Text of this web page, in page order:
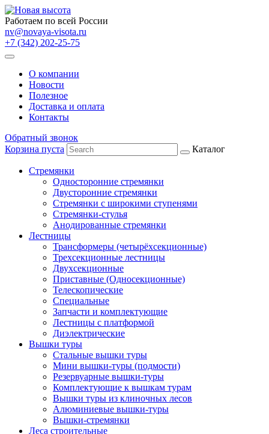
Работаем по всей России
nv@novaya-visota.ru
+7 (342) 202-25-75
О компании
Новости
Полезное
Доставка и оплата
Контакты
Обратный звонок
Корзина пуста
Каталог
Стремянки
Односторонние стремянки
Двусторонние стремянки
Стремянки с широкими ступенями
Стремянки-стулья
Анодированные стремянки
Лестницы
Трансформеры (четырёхсекционные)
Трехсекционные лестницы
Двухсекционные
Приставные (Односекционные)
Телескопические
Специальные
Запчасти и комплектующие
Лестницы с платформой
Диэлектрические
Вышки туры
Стальные вышки туры
Мини вышки-туры (подмости)
Резервуарные вышки-туры
Комплектующие к вышкам турам
Вышки туры из клиночных лесов
Алюминиевые вышки-туры
Вышки-стремянки
Леса строительные